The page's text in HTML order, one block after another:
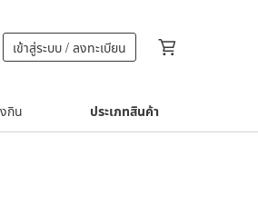
เข้าสู่ระบบ / ลงทะเบียน
กิน ประเภทสินค้า